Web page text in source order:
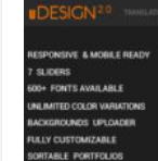
taşımacılık,
taşımacılık,
gaziantep
evden
taşımacılık,
evden